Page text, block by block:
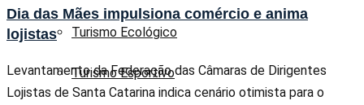
Turismo Ecológico
Turismo Esportivo
Dia das Mães impulsiona comércio e anima
lojistas
Levantamento da Federação das Câmaras de Dirigentes
Lojistas de Santa Catarina indica cenário otimista para o